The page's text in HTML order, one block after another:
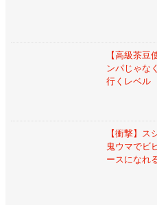
【高級茶
ンパじゃな
行くレベル
【衝撃】
鬼ウマでビ
ースになれ